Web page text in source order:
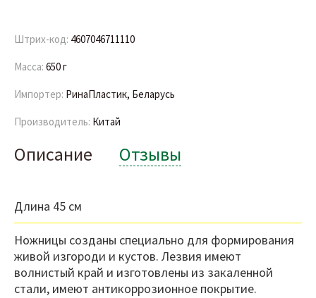
Штрих-код: 4607046711110
Масса: 650 г
Импортер: РинаПластик, Беларусь
Производитель: Китай
Описание Отзывы
Длина 45 см
Ножницы созданы специально для формирования
живой изгороди и кустов. Лезвия имеют
волнистый край и изготовлены из закаленной
стали, имеют антикоррозионное покрытие.